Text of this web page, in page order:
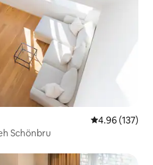
Penarafan
4.96 (137)
Schönbru